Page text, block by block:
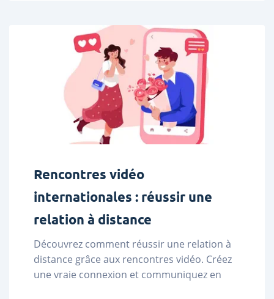
Rencontres vidéo
internationales : réussir une
relation à distance
Découvrez comment réussir une relation à
distance grâce aux rencontres vidéo. Créez
une vraie connexion et communiquez en